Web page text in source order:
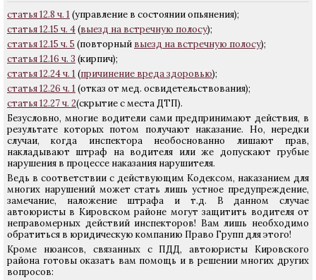
статья 12.8 ч. 1 (управление в состоянии опьянения);
статья 12.15 ч. 4(выезд на встречную полосу);
статья 12.15 ч. 5 (повторный выезд на встречную полосу);
статья 12.16 ч. 3 (кирпич);
статья 12.24 ч. 1 (причинение вреда здоровью);
статья 12.26 ч. 1 (отказ от мед. освидетельствования);
статья 12.27 ч. 2(скрытие с места ДТП).
Безусловно, многие водители сами предпринимают действия, в
результате которых потом получают наказание. Но, нередки
случаи, когда инспектора необоснованно лишают прав,
накладывают штраф на водителя или же допускают грубые
нарушения в процессе наказания нарушителя.
Ведь в соответствии с действующим Кодексом, наказанием для
многих нарушений может стать лишь устное предупреждение,
замечание, наложение штрафа и т.д. В данном случае
автоюристы в Кировском районе могут защитить водителя от
неправомерных действий инспекторов! Вам лишь необходимо
обратиться в юридическую компанию Право Групп для этого!
Кроме нюансов, связанных с ПДД, автоюристы Кировского
района готовы оказать вам помощь и в решении многих других
вопросов: